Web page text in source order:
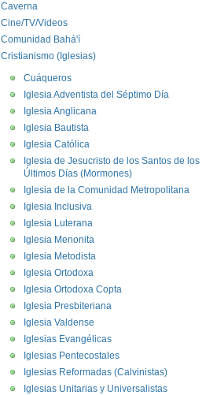
Caverna
Cine/TV/Videos
Comunidad Bahá'í
Cristianismo (Iglesias)
Cuáqueros
Iglesia Adventista del Séptimo Día
Iglesia Anglicana
Iglesia Bautista
Iglesia Católica
Iglesia de Jesucristo de los Santos de los
Últimos Días (Mormones)
Iglesia de la Comunidad Metropolitana
Iglesia Inclusiva
Iglesia Luterana
Iglesia Menonita
Iglesia Metodista
Iglesia Ortodoxa
Iglesia Ortodoxa Copta
Iglesia Presbiteriana
Iglesia Valdense
Iglesias Evangélicas
Iglesias Pentecostales
Iglesias Reformadas (Calvinistas)
Iglesias Unitarias y Universalistas